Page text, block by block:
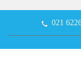
021